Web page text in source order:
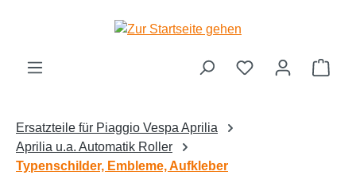
Zum Hauptinhalt springen
Ersatzteile für Piaggio Vespa Aprilia
Aprilia u.a. Automatik Roller
Typenschilder, Embleme, Aufkleber